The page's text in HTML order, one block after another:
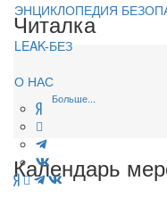
ЭНЦИКЛОПЕДИЯ
LEAK-БЕЗ
О НАС
Читалка
Больше...
Календарь